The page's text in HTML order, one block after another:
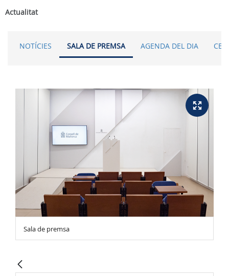
Actualitat
NOTÍCIES SALA DE PREMSA AGENDA DEL DIA
Sala de premsa